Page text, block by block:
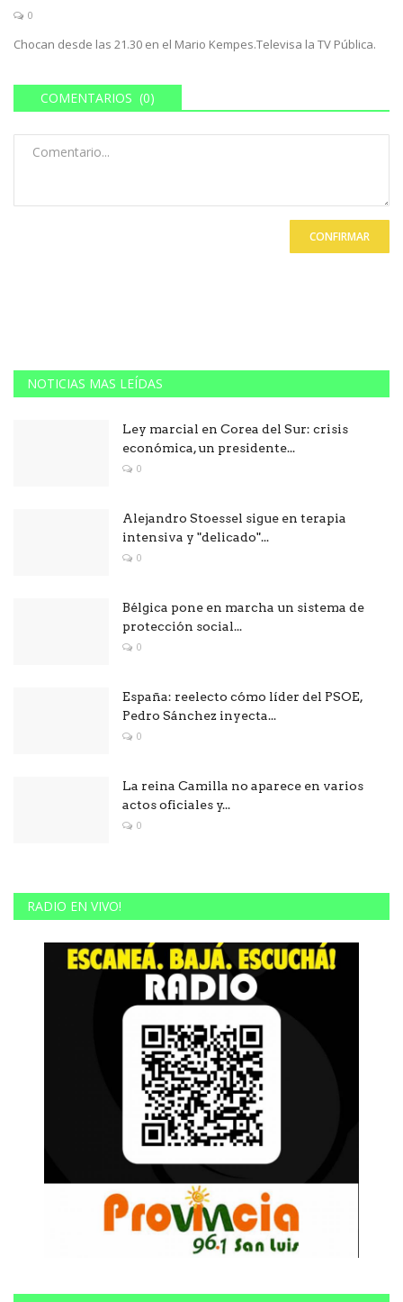
0
Chocan desde las 21.30 en el Mario Kempes.Televisa la TV Pública.
COMENTARIOS (0)
CONFIRMAR
NOTICIAS MAS LEÍDAS
Ley marcial en Corea del Sur: crisis
económica, un presidente...
0
Alejandro Stoessel sigue en terapia
intensiva y "delicado"...
0
Bélgica pone en marcha un sistema de
protección social...
0
España: reelecto cómo líder del PSOE,
Pedro Sánchez inyecta...
0
La reina Camilla no aparece en varios
actos oficiales y...
0
RADIO EN VIVO!